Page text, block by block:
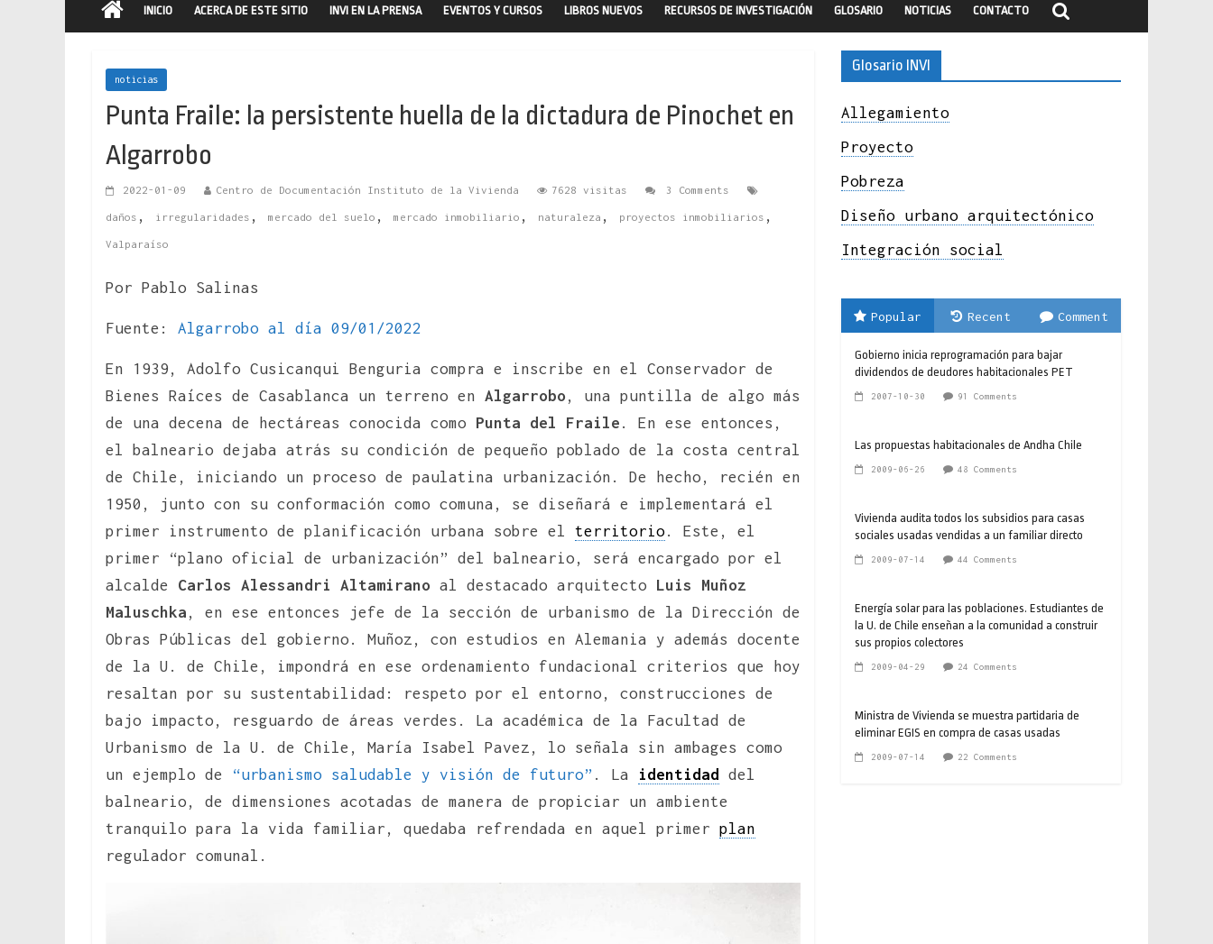
INICIO ACERCA DE ESTE SITIO INVI EN LA PRENSA EVENTOS Y CURSOS LIBROS NUEVOS RECURSOS DE INVESTIGACIÓN GLOSARIO NOTICIAS CONTACTO
noticias
Punta Fraile: la persistente huella de la dictadura de Pinochet en
Algarrobo
2022-01-09 Centro de Documentación Instituto de la Vivienda 7628 visitas 3 Comments
daños , irregularidades , mercado del suelo , mercado inmobiliario , naturaleza , proyectos inmobiliarios ,
Valparaíso
Por Pablo Salinas
Fuente: Algarrobo al día 09/01/2022
En 1939, Adolfo Cusicanqui Benguria compra e inscribe en el Conservador de
Bienes Raíces de Casablanca un terreno en Algarrobo , una puntilla de algo más
de una decena de hectáreas conocida como Punta del Fraile . En ese entonces,
el balneario dejaba atrás su condición de pequeño poblado de la costa central
de Chile, iniciando un proceso de paulatina urbanización. De hecho, recién en
1950, junto con su conformación como comuna, se diseñará e implementará el
primer instrumento de planificación urbana sobre el territorio. Este, el
primer “plano oficial de urbanización” del balneario, será encargado por el
alcalde Carlos Alessandri Altamirano al destacado arquitecto Luis Muñoz
Maluschka , en ese entonces jefe de la sección de urbanismo de la Dirección de
Obras Públicas del gobierno. Muñoz, con estudios en Alemania y además docente
de la U. de Chile, impondrá en ese ordenamiento fundacional criterios que hoy
resaltan por su sustentabilidad: respeto por el entorno, construcciones de
bajo impacto, resguardo de áreas verdes. La académica de la Facultad de
Urbanismo de la U. de Chile, María Isabel Pavez, lo señala sin ambages como
un ejemplo de “urbanismo saludable y visión de futuro” . La identidad del
balneario, de dimensiones acotadas de manera de propiciar un ambiente
tranquilo para la vida familiar, quedaba refrendada en aquel primer plan
regulador comunal.
Glosario INVI
Allegamiento
Proyecto
Pobreza
Diseño urbano arquitectónico
Integración social
Popular Recent Comment
Gobierno inicia reprogramación para bajar
dividendos de deudores habitacionales PET
2007-10-30 91 Comments
Las propuestas habitacionales de Andha Chile
2009-06-26 48 Comments
Vivienda audita todos los subsidios para casas
sociales usadas vendidas a un familiar directo
2009-07-14 44 Comments
Energía solar para las poblaciones. Estudiantes de
la U. de Chile enseñan a la comunidad a construir
sus propios colectores
2009-04-29 24 Comments
Ministra de Vivienda se muestra partidaria de
eliminar EGIS en compra de casas usadas
2009-07-14 22 Comments